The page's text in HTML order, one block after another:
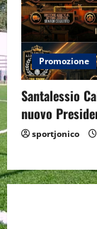
Promozione
Santalessio
nuovo
sportjonico